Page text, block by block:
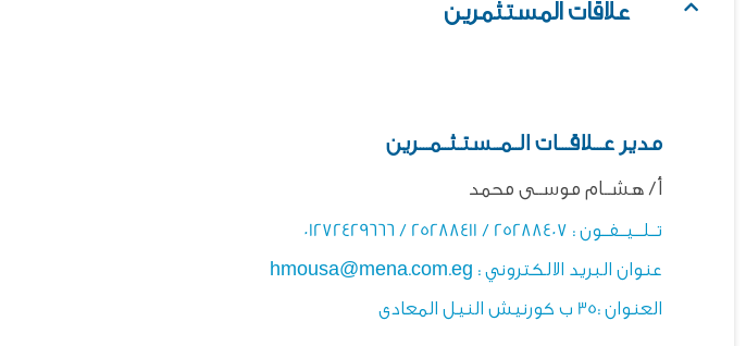
علاقات المستثمرين
مدير عـــلاقـــات الــمــستـثــمـــرين
أ/ هشــام موســى محمد
تـــلــــيـــفـــون : 25288407 / 25288411 / 01272429666
عنوان البريد الالكتروني : hmousa@mena.com.eg
العنوان :35 ب كورنيش النيل المعادى